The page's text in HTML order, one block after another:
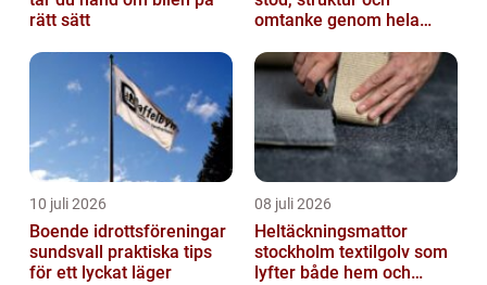
rätt sätt
omtanke genom hela
10 juli 2026
Boende idrottsföreningar
sundsvall praktiska tips
för ett lyckat läger
08 juli 2026
Heltäckningsmattor
stockholm textilgolv som
lyfter både hem och